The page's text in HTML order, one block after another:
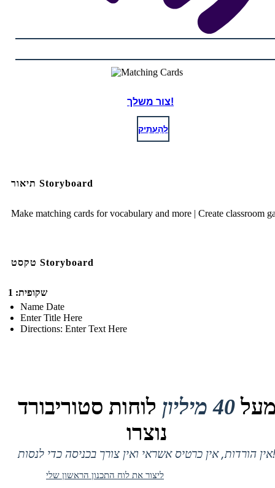
צור משלך!
לְהַעְתִיק
תיאור Storyboard
Make matching cards for vocabulary and more | Create classroom
טקסט Storyboard
שקופית: 1
Name Date
Enter Title Here
Directions: Enter Text Here
40 מיליון
לוחות סטוריבורד
נוצרו
אין הורדות, אין כרטיס אשראי ואין צורך בכניסה כדי לנסות!
ליצור את לוח התכנון הראשון שלי